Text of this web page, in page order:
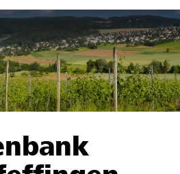
öffnen
finden
starten